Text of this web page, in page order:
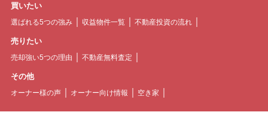
買いたい
選ばれる5つの強み 収益物件一覧 不動産投資の流れ
売りたい
売却強い5つの理由 不動産無料査定
その他
オーナー様の声 オーナー向け情報 空き家